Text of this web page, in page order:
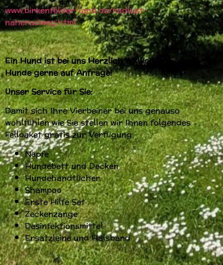
www.birkenfelder-land.de/radlust-
naheradweg.html
Ein Hund ist bei uns Herzlich Willkommen, zwei
Hunde gerne auf Anfrage!
Unser Service für Sie:
Damit sich Ihre Vierbeiner bei uns genauso
wohlfühlen wie Sie stellen wir Ihnen folgendes
Fellpaket gratis zur Verfügung:
Näpfe
Hundebett und Decken
Hundehandtücher
Shampoo
Erste Hilfe Set
Zeckenzange
Desinfektionsmittel
Ersatzleine und Halsband